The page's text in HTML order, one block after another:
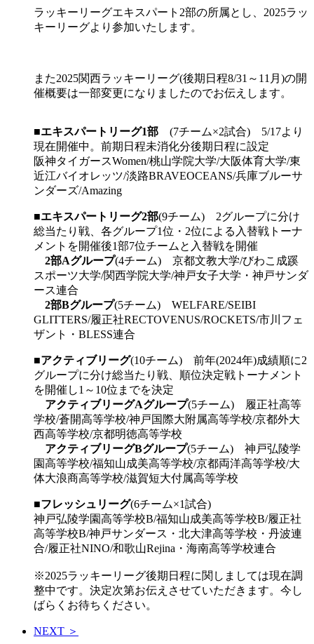
ラッキーリーグエキスパート2部の所属とし、2025ラッ
キーリーグより参加いたします。
また2025関西ラッキーリーグ(後期日程8/31～11月)の開
催概要は一部変更になりましたのでお伝えします。
■エキスパートリーグ1部 (7チーム×2試合) 5/17より
現在開催中。前期日程未消化分後期日程に設定
阪神タイガースWomen/桃山学院大学/大阪体育大学/東
近江バイオレッツ/淡路BRAVEOCEANS/兵庫ブルーサ
ンダーズ/Amazing
■エキスパートリーグ2部(9チーム) 2グループに分け
総当たり戦、各グループ1位・2位による入替戦トーナ
メントを開催後1部7位チームと入替戦を開催
2部Aグループ(4チーム) 京都文教大学/びわこ成蹊
スポーツ大学/関西学院大学/神戸女子大学・神戸サンダ
ース連合
2部Bグループ(5チーム) WELFARE/SEIBI
GLITTERS/履正社RECTOVENUS/ROCKETS/市川フェ
ザント・BLESS連合
■アクティブリーグ(10チーム) 前年(2024年)成績順に2
グループに分け総当たり戦、順位決定戦トーナメント
を開催し1～10位までを決定
アクティブリーグAグループ(5チーム) 履正社高等
学校/蒼開高等学校/神戸国際大附属高等学校/京都外大
西高等学校/京都明徳高等学校
アクティブリーグBグループ(5チーム) 神戸弘陵学
園高等学校/福知山成美高等学校/京都両洋高等学校/大
体大浪商高等学校/滋賀短大付属高等学校
■フレッシュリーグ(6チーム×1試合)
神戸弘陵学園高等学校B/福知山成美高等学校B/履正社
高等学校B/神戸サンダース・北大津高等学校・丹波連
合/履正社NINO/和歌山Rejina・海南高等学校連合
※2025ラッキーリーグ後期日程に関しましては現在調
整中です。決定次第お伝えさせていただきます。今し
ばらくお待ちください。
NEXT ＞